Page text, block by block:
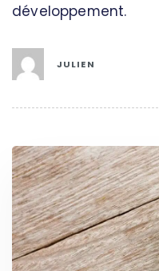
développement.
JULIEN